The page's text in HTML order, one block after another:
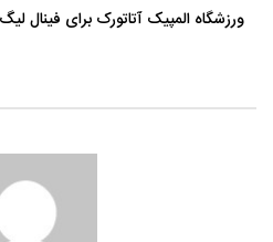
ورزشگاه المپیک آتاتورک برای فینال لیگ